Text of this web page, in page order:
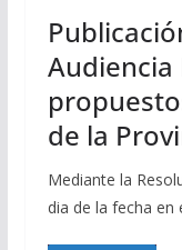
Audiencia
de la
Mediante la
dia de la fecha en